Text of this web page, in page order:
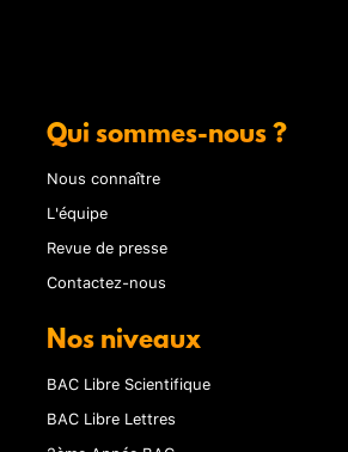
Qui sommes-nous ?
Nous connaître
L'équipe
Revue de presse
Contactez-nous
Nos niveaux
BAC Libre Scientifique
BAC Libre Lettres